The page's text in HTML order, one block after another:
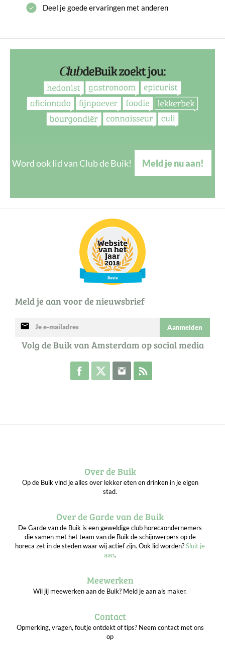
Deel je goede ervaringen met anderen
Word ook lid van Club de Buik! Meld je nu aan!
Meld je aan voor de nieuwsbrief
mail Aanmelden
Volg de Buik van Amsterdam op social media
Volg de Buik op Facebook
Volg de Buik op Twitter
Volg de Buik op Instagram
Over de Buik
Op de Buik vind je alles over lekker eten en drinken in je eigen
stad.
Over de Garde van de Buik
De Garde van de Buik is een geweldige club horecaondernemers
die samen met het team van de Buik de schijnwerpers op de
horeca zet in de steden waar wij actief zijn. Ook lid worden?Sluit je
aan.
Meewerken
Wil jij meewerken aan de Buik? Meld je aan als maker.
Contact
Opmerking, vragen, foutje ontdekt of tips? Neem contact met ons
op